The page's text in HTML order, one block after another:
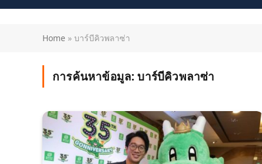
Home » บาร์บีคิวพลาซ่า
การค้นหาข้อมูล:บาร์บีคิวพลาซ่า